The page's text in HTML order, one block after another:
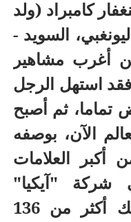
كامبراد (ولد
1926 في ليونغبي، السويد -
واحد من أغرب مشاهير
استهل الرجل
تماما، ثم أصبح
الآن، بوصفه
العلامات
شركة "آيكيا"
لتجارة الأثاث التي تمتلك أكثر من 136